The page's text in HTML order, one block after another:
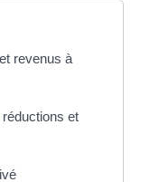
revenus à
et